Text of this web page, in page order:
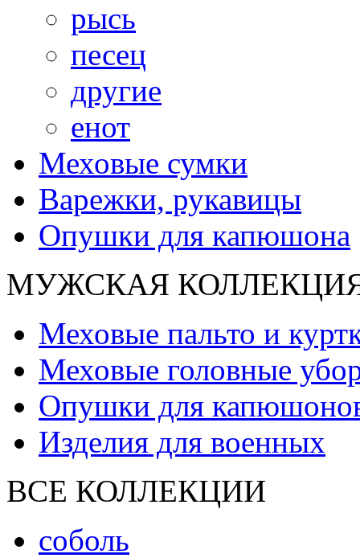
рысь
песец
другие
енот
Меховые сумки
Варежки, рукавицы
Опушки для капюшона
МУЖСКАЯ
Меховые пальто и
Меховые головные
Опушки для
Изделия для военных
ВСЕ КОЛЛЕКЦИИ
соболь